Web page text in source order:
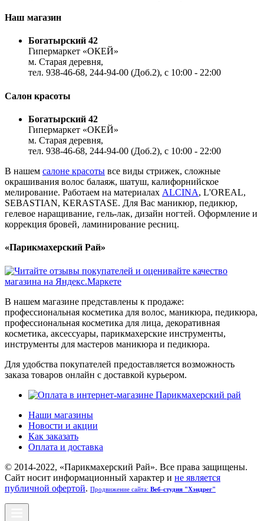
Наш магазин
Богатырский 42
Гипермаркет «ОКЕЙ»
м. Старая деревня,
тел. 938-46-68, 244-94-00 (Доб.2), c 10:00 - 22:00
Салон красоты
Богатырский 42
Гипермаркет «ОКЕЙ»
м. Старая деревня,
тел. 938-46-68, 244-94-00 (Доб.2), c 10:00 - 22:00
В нашем салоне красоты все виды стрижек, сложные
окрашивания волос балаяж, шатуш, калифорнийское
мелирование. Работаем на материалах ALCINA, L'OREAL,
SEBASTIAN, KERASTASE. Для Вас маникюр, педикюр,
гелевое наращивание, гель-лак, дизайн ногтей. Оформление и
коррекция бровей, ламинирование ресниц.
«Парикмахерский Рай»
В нашем магазине представлены к продаже:
профессиональная косметика для волос, маникюра, педикюра,
профессиональная косметика для лица, декоративная
косметика, аксессуары, парикмахерские инструменты,
инструменты для мастеров маникюра и педикюра.
Для удобства покупателей предоставляется возможность
заказа товаров онлайн с доставкой курьером.
Наши магазины
Новости и акции
Как заказать
Оплата и доставка
© 2014-2022, «Парикмахерский Рай». Все права защищены.
Cайт носит информационный характер и не является
публичной офертой. Продвижение сайта: Веб-студия "Хэндрег"